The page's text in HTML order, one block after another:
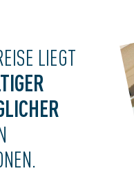
LIEGT